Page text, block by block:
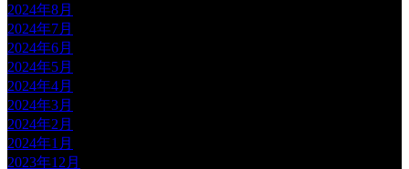
2024年8月
2024年7月
2024年6月
2024年5月
2024年4月
2024年3月
2024年2月
2024年1月
2023年12月